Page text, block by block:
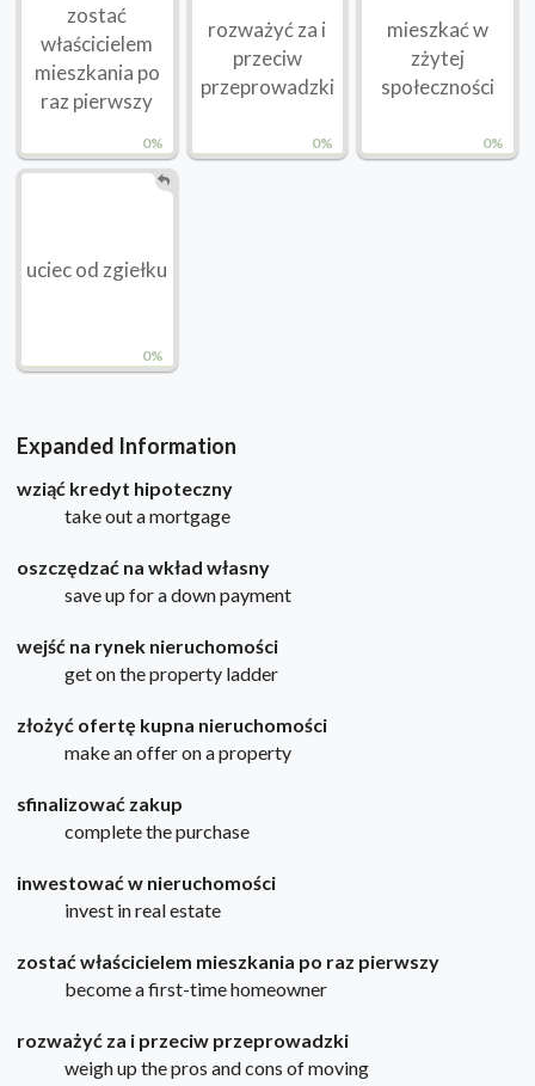
0%
zostać
właścicielem
mieszkania po
raz pierwszy
0%
rozważyć za i
przeciw
przeprowadzki
0%
mieszkać w
zżytej
społeczności
0%
uciec od zgiełku
Expanded Information
wziąć kredyt hipoteczny
take out a mortgage
oszczędzać na wkład własny
save up for a down payment
wejść na rynek nieruchomości
get on the property ladder
złożyć ofertę kupna nieruchomości
make an offer on a property
sfinalizować zakup
complete the purchase
inwestować w nieruchomości
invest in real estate
zostać właścicielem mieszkania po raz pierwszy
become a first-time homeowner
rozważyć za i przeciw przeprowadzki
weigh up the pros and cons of moving